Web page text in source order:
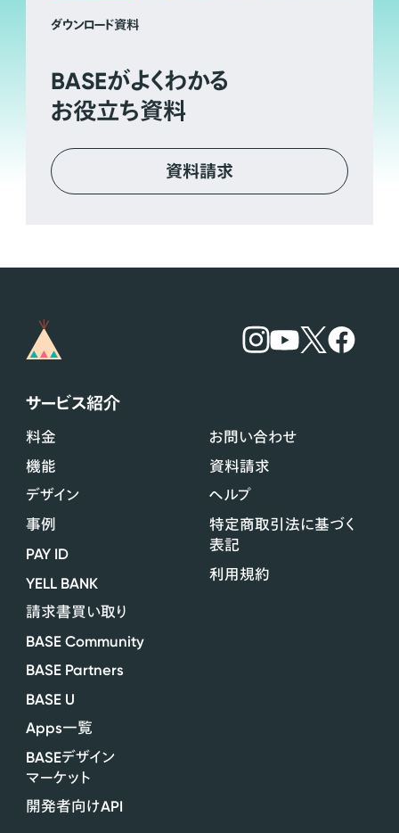
ダウンロード資料
BASEがよくわかる
お役立ち資料
資料請求
サービス紹介
料金
機能
デザイン
事例
PAY ID
YELL BANK
請求書買い取り
BASE Community
BASE Partners
BASE U
Apps一覧
BASEデザイン
マーケット
開発者向けAPI
お問い合わせ
資料請求
ヘルプ
特定商取引法に基づく
表記
利用規約